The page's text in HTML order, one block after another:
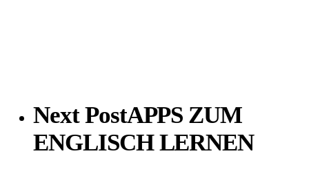
Next PostAPPS ZUM
ENGLISCH LERNEN